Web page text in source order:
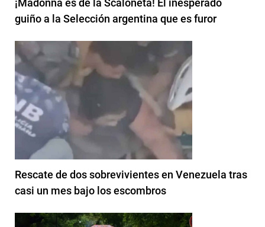
¡Madonna es de la Scaloneta! El inesperado
guiño a la Selección argentina que es furor
Rescate de dos sobrevivientes en Venezuela tras
casi un mes bajo los escombros